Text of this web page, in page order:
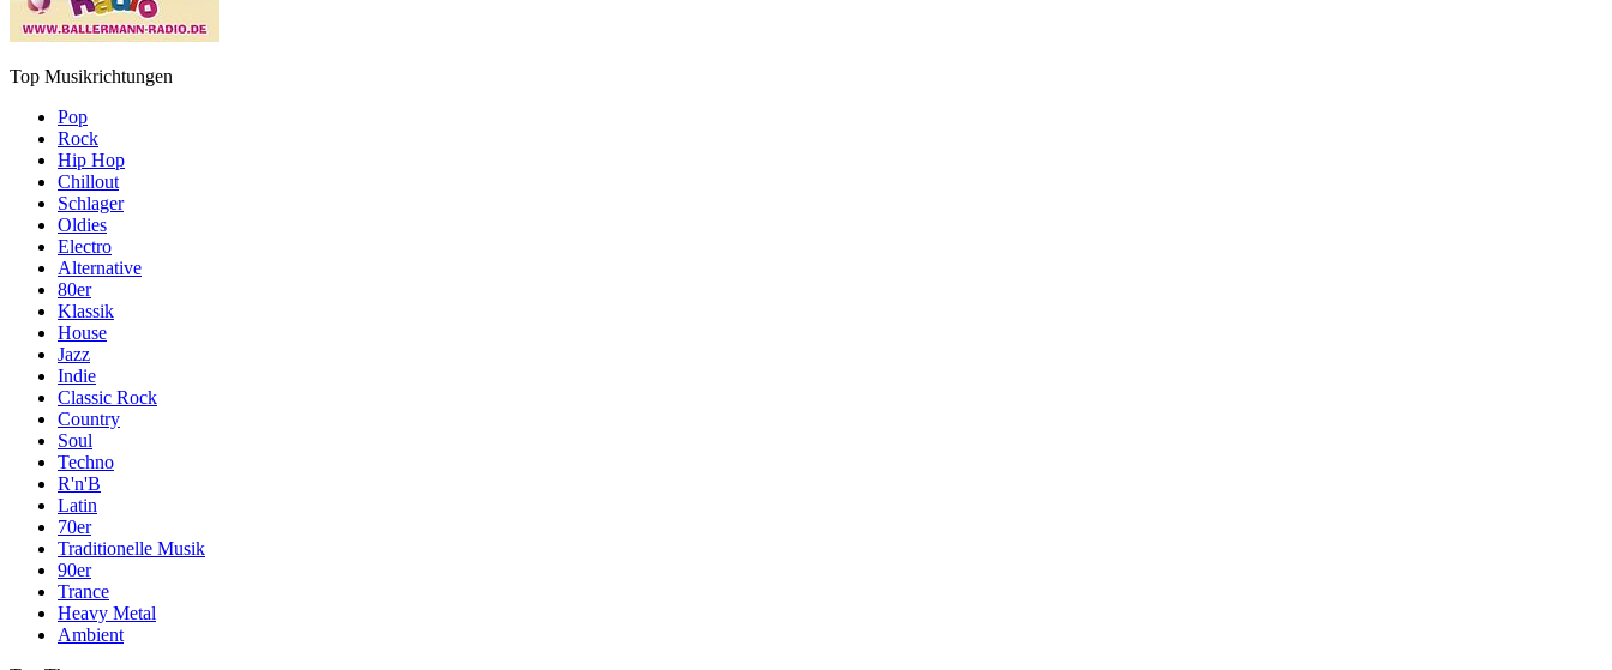
Top Musikrichtungen
Pop
Rock
Hip Hop
Chillout
Schlager
Oldies
Electro
Alternative
80er
Klassik
House
Jazz
Indie
Classic Rock
Country
Soul
Techno
R'n'B
Latin
70er
Traditionelle Musik
90er
Trance
Heavy Metal
Ambient